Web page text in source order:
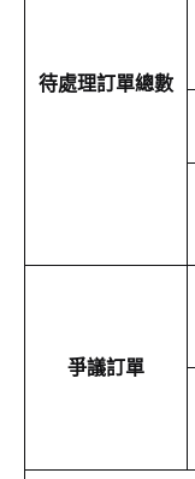
待處理訂單總數
爭議訂單